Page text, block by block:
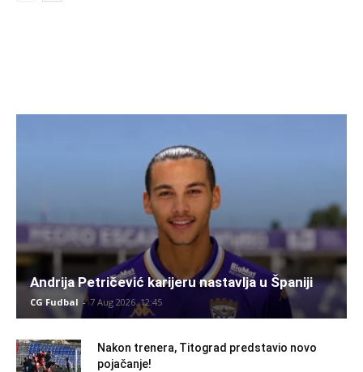
Andrija Petričević karijeru nastavlja u Španiji
CG Fudbal - 7 Aug 2026. 12:45
Nakon trenera, Titograd predstavio novo
pojačanje!